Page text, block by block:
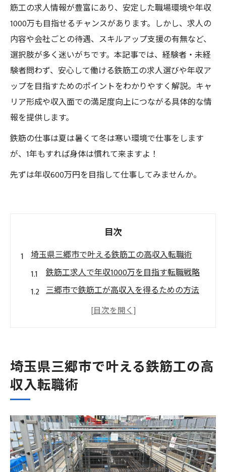
筋工の求人情報が豊富にあり、安定した職場環境や年収
1000万も目指せるチャンスがあります。しかし、求人の
内容や会社ごとの待遇、スキルアップ支援の有無など、
選択肢が多く迷いがちです。本記事では、経験者・未経
験者問わず、安心して働ける鉄筋工の求人選びや年収ア
ップを目指すためのポイントをわかりやすく解説。キャ
リア形成や収入面での満足度向上につながる具体的な情
報を提供します。
鉄筋の仕事は夏は暑くて冬は寒い環境で仕事をします
が、1年もすれば身体は慣れて来ますよ！
先ずは年収600万円を目指して仕事してみませんか。
目次
埼玉県三郷市で叶える鉄筋工の高収入転職術
鉄筋工求人で年収1000万を目指す転職戦略
三郷市で鉄筋工が高収入を得るための方法
安定職場で鉄筋工を続けるためのポイント
解説
経験者優遇！鉄筋工年収1000万の実現可能
転職活動で重要な鉄筋工求人の比較ポイン
ト
年収1000万を目指す鉄筋工の働き方最新事情
埼玉県三郷市で叶える鉄筋工の高
収入転職術